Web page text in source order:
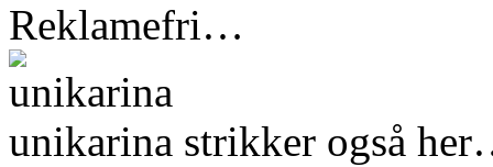
Reklamefri…
unikarina strikker også